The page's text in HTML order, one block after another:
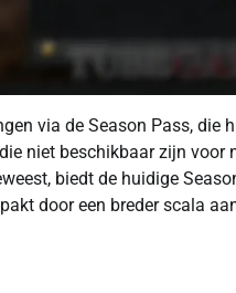
via de Season Pass, die
niet beschikbaar zijn voor
biedt de huidige
door een breder scala